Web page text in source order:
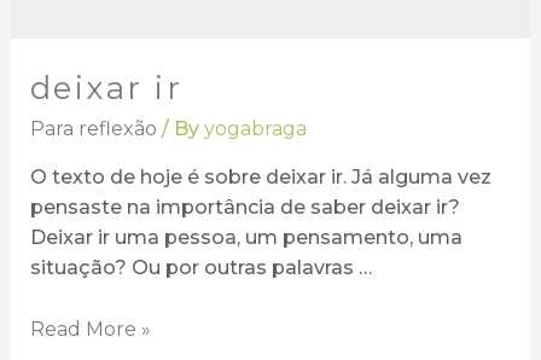
deixar ir
Para reflexão / By yogabraga
O texto de hoje é sobre deixar ir. Já alguma vez
pensaste na importância de saber deixar ir?
Deixar ir uma pessoa, um pensamento, uma
situação? Ou por outras palavras …
Read More »